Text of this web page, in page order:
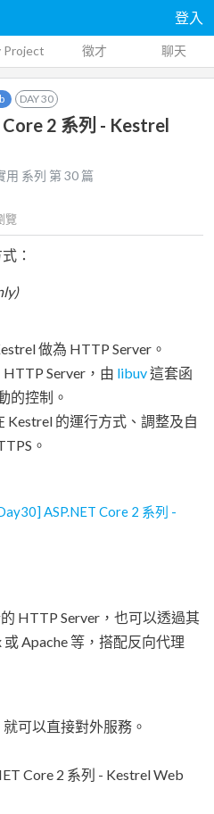
登入
Project 徵才 聊天
DAY30
2 系列 - Kestrel
用 系列 第30 篇
覽
：
做為 HTTP Server。
Server，由 libuv這套函
的控制。
Kestrel 的運行方式、調整及自
。
ASP.NET Core 2 系列 -
HTTP Server，也可以透過其
Apache 等，搭配反向代理
就可以直接對外服務。